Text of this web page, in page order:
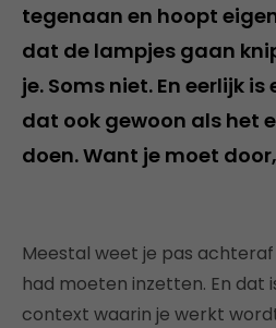
tegenaan en hoopt
dat de lampjes gaan
je. Soms niet. En eerlijk
dat ook gewoon als het
doen. Want je moet
Meestal weet je pas
had moeten inzetten. En dat
context waarin je werkt